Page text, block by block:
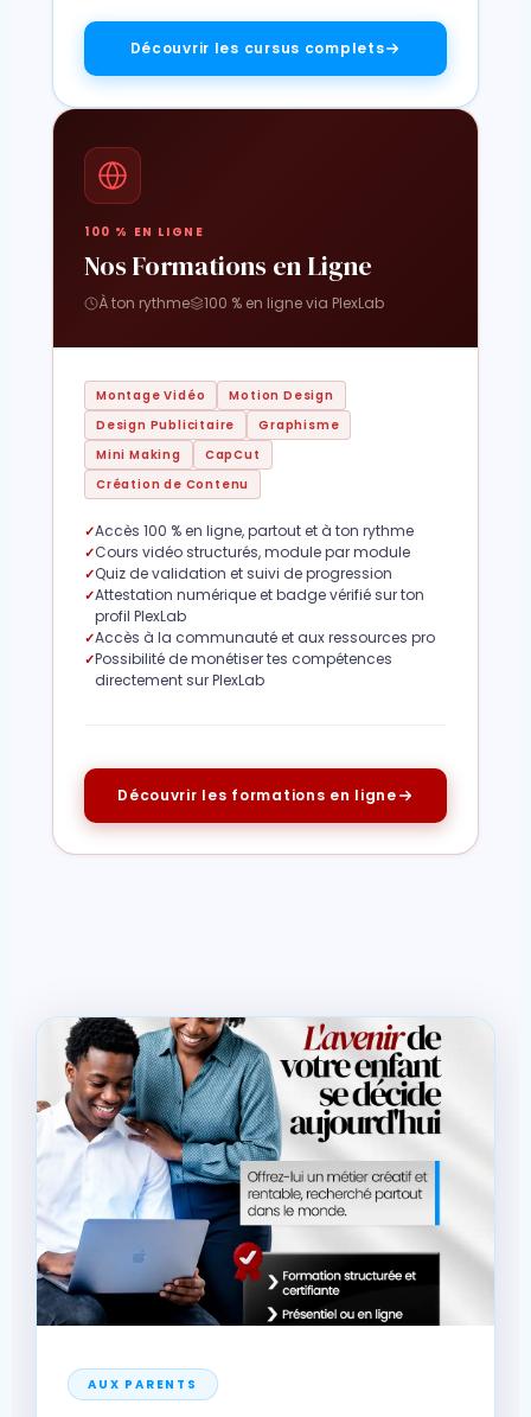
Découvrir les cursus complets
100 % EN LIGNE
Nos Formations en Ligne
À ton rythme 100 % en ligne via PlexLab
Montage Vidéo
Motion Design
Design Publicitaire
Graphisme
Mini Making
CapCut
Création de Contenu
Accès 100 % en ligne, partout et à ton rythme
Cours vidéo structurés, module par module
Quiz de validation et suivi de progression
Attestation numérique et badge vérifié sur ton
profil PlexLab
Accès à la communauté et aux ressources pro
Possibilité de monétiser tes compétences
directement sur PlexLab
Découvrir les formations en ligne
AUX PARENTS